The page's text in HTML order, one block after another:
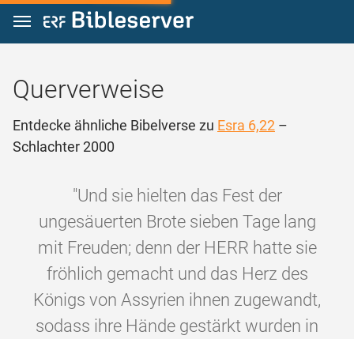
Zum Inhalt springen
Querverweise
Entdecke ähnliche Bibelverse zu Esra 6,22 –
Schlachter 2000
"Und sie hielten das Fest der
ungesäuerten Brote sieben Tage lang
mit Freuden; denn der HERR hatte sie
fröhlich gemacht und das Herz des
Königs von Assyrien ihnen zugewandt,
sodass ihre Hände gestärkt wurden in